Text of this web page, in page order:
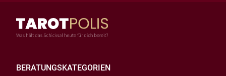
BERATUNGSKATEGORIEN